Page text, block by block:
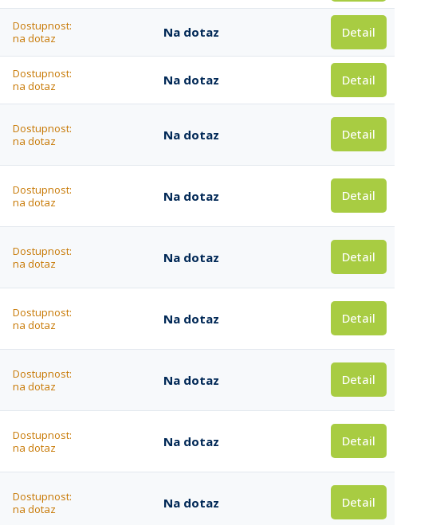
Dostupnost:
na dotaz
Na dotaz Detail
Dostupnost:
na dotaz
Na dotaz Detail
Dostupnost:
na dotaz
Na dotaz Detail
Dostupnost:
na dotaz
Na dotaz Detail
Dostupnost:
na dotaz
Na dotaz Detail
Dostupnost:
na dotaz
Na dotaz Detail
Dostupnost:
na dotaz
Na dotaz Detail
Dostupnost:
na dotaz
Na dotaz Detail
Dostupnost:
na dotaz
Na dotaz Detail